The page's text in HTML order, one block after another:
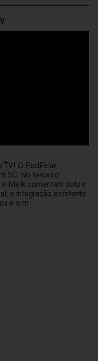
O PodFalar,
SC. No terceiro
Melk comentam sobre
a integração existente
e o m